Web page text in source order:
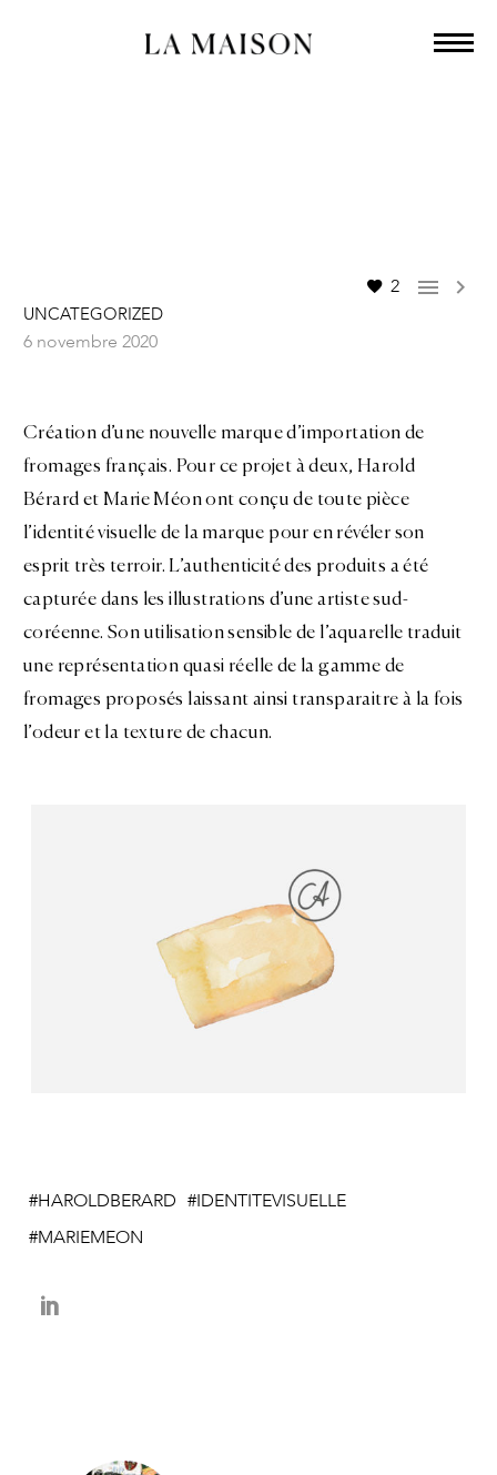
2  
UNCATEGORIZED
6 novembre 2020
Création d’une nouvelle marque d’importation de
fromages français. Pour ce projet à deux, Harold
Bérard et Marie Méon ont conçu de toute pièce
l’identité visuelle de la marque pour en révéler son
esprit très terroir. L’authenticité des produits a été
capturée dans les illustrations d’une artiste sud-
coréenne. Son utilisation sensible de l’aquarelle traduit
une représentation quasi réelle de la gamme de
fromages proposés laissant ainsi transparaitre à la fois
l’odeur et la texture de chacun.
HAROLDBERARD
IDENTITEVISUELLE
MARIEMEON